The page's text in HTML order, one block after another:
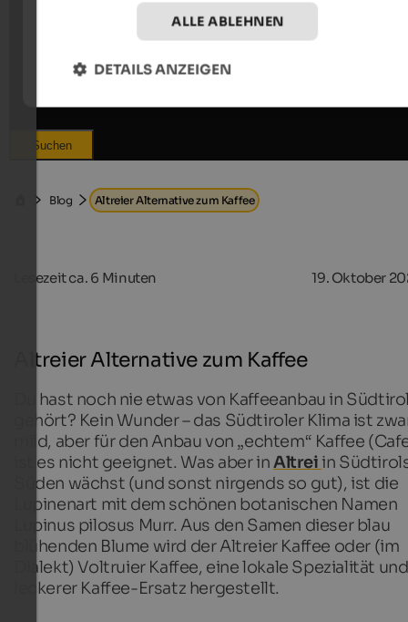
Suchen
Blog Altreier Alternative zum Kaffee
Lesezeit ca. 6 Minuten 19. Oktober
Altreier Alternative zum Kaffee
Du hast noch nie etwas von Kaffeeanbau in
gehört? Kein Wunder – das Südtiroler Klima ist
mild, aber für den Anbau von „echtem“ Kaffee
ist es nicht geeignet. Was aber inAltrei in
Süden wächst (und sonst nirgends so gut), ist die
Lupinenart mit dem schönen botanischen Namen
Lupinus pilosus Murr. Aus den Samen dieser blau
blühenden Blume wird der Altreier Kaffee oder (im
Dialekt) Voltruier Kaffee, eine lokale Spezialität
leckerer Kaffee-Ersatz hergestellt.
ALLE ABLEHNEN
DETAILS ANZEIGEN